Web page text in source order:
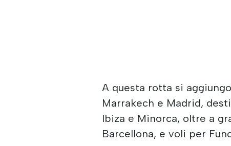
A questa rotta si
Marrakech e Madrid,
Ibiza e Minorca, oltre a
Barcellona, e voli per